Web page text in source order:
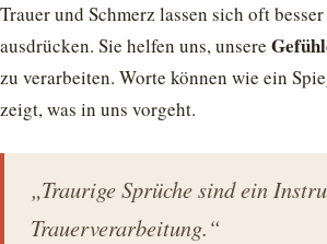
Trauer und Schmerz lassen sich oft
ausdrücken. Sie helfen uns, unsere
zu verarbeiten. Worte können wie ein
zeigt, was in uns vorgeht.
„Traurige Sprüche sind ein
Trauerverarbeitung.“